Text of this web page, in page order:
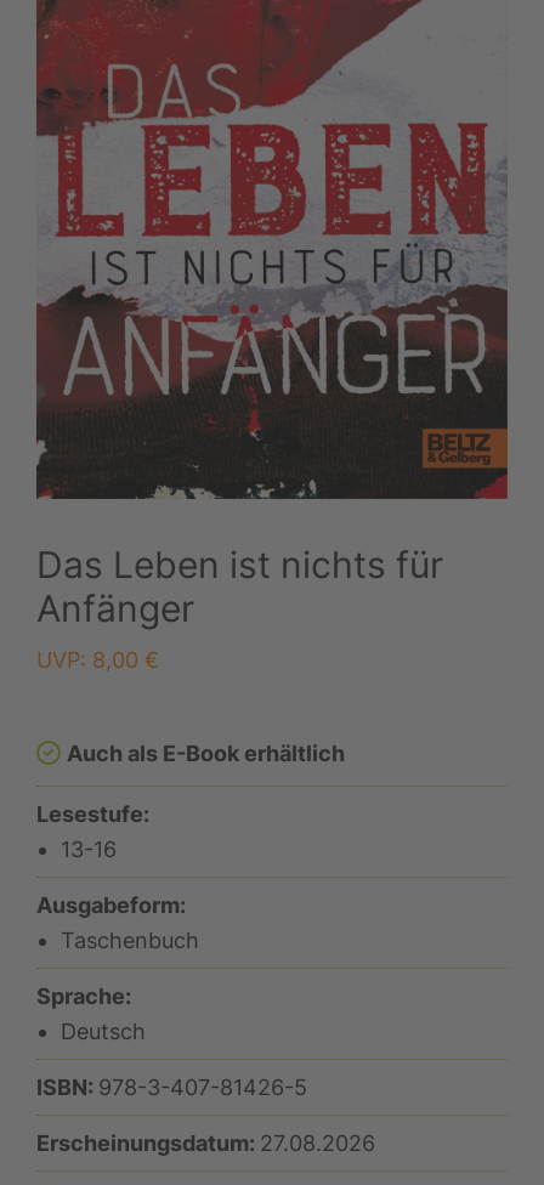
Das Leben ist nichts für
Anfänger
UVP: 8,00 €
Auch als E-Book erhältlich
Lesestufe:
13-16
Ausgabeform:
Taschenbuch
Sprache:
Deutsch
ISBN: 978-3-407-81426-5
Erscheinungsdatum: 27.08.2026